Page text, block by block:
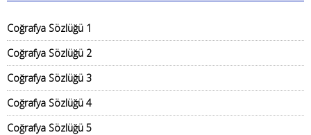
Coğrafya Sözlüğü 1
Coğrafya Sözlüğü 2
Coğrafya Sözlüğü 3
Coğrafya Sözlüğü 4
Coğrafya Sözlüğü 5